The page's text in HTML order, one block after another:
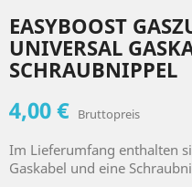
EASYBOOST
UNIVERSAL
SCHRAUBNIPPEL
4,00 € Bruttopreis
Im Lieferumfang enthalten
Gaskabel und eine